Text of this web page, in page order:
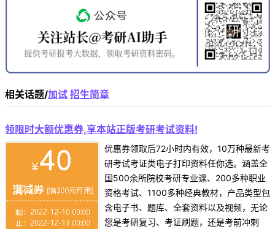
相关话题/加试 招生简章
领限时大额优惠券,享本站正版考研考试资料!
优惠券领取后72小时内有效，10万种最新考
研考试考证类电子打印资料任你选。涵盖全
国500余所院校考研专业课、200多种职业
资格考试、1100多种经典教材，产品类型包
含电子书、题库、全套资料以及视频，无论
您是考研复习、考证刷题，还是考前冲刺